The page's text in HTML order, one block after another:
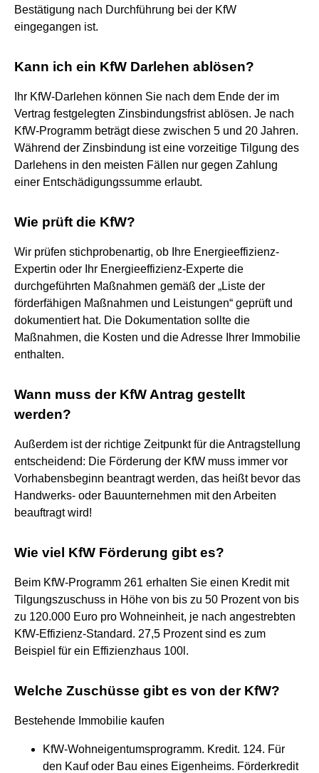
Bestätigung nach Durchführung bei der KfW
eingegangen ist.
Kann ich ein KfW Darlehen ablösen?
Ihr KfW-Darlehen können Sie nach dem Ende der im
Vertrag festgelegten Zinsbindungsfrist ablösen. Je nach
KfW-Programm beträgt diese zwischen 5 und 20 Jahren.
Während der Zinsbindung ist eine vorzeitige Tilgung des
Darlehens in den meisten Fällen nur gegen Zahlung
einer Entschädigungssumme erlaubt.
Wie prüft die KfW?
Wir prüfen stichprobenartig, ob Ihre Energieeffizienz-
Expertin oder Ihr Energieeffizienz-Experte die
durchgeführten Maßnahmen gemäß der „Liste der
förderfähigen Maßnahmen und Leistungen“ geprüft und
dokumentiert hat. Die Dokumentation sollte die
Maßnahmen, die Kosten und die Adresse Ihrer Immobilie
enthalten.
Wann muss der KfW Antrag gestellt
werden?
Außerdem ist der richtige Zeitpunkt für die Antragstellung
entscheidend: Die Förderung der KfW muss immer vor
Vorhabensbeginn beantragt werden, das heißt bevor das
Handwerks- oder Bauunternehmen mit den Arbeiten
beauftragt wird!
Wie viel KfW Förderung gibt es?
Beim KfW-Programm 261 erhalten Sie einen Kredit mit
Tilgungszuschuss in Höhe von bis zu 50 Prozent von bis
zu 120.000 Euro pro Wohneinheit, je nach angestrebten
KfW-Effizienz-Standard. 27,5 Prozent sind es zum
Beispiel für ein Effizienzhaus 100l.
Welche Zuschüsse gibt es von der KfW?
Bestehende Immobilie kaufen
KfW-Wohneigentumsprogramm. Kredit. 124. Für
den Kauf oder Bau eines Eigenheims. Förderkredit